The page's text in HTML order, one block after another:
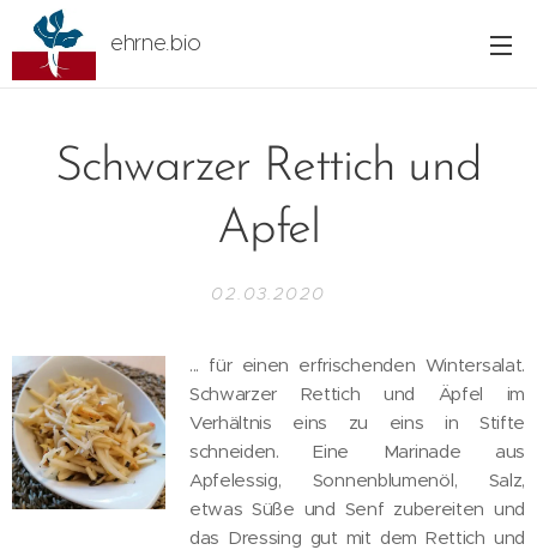
ehrne.bio
Schwarzer Rettich und
Apfel
02.03.2020
... für einen erfrischenden Wintersalat.
Schwarzer Rettich und Äpfel im
Verhältnis eins zu eins in Stifte
schneiden. Eine Marinade aus
Apfelessig, Sonnenblumenöl, Salz,
etwas Süße und Senf zubereiten und
das Dressing gut mit dem Rettich und